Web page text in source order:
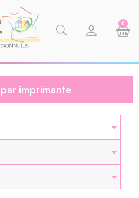
0
imprimante